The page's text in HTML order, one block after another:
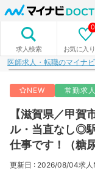
求人検索 お気に入
0
医師求人・転職のマイナ
NEW 常勤求人
【滋賀県／甲
ル・当直なし◎
仕事です！（糖
更新日 : 2026/08/04求